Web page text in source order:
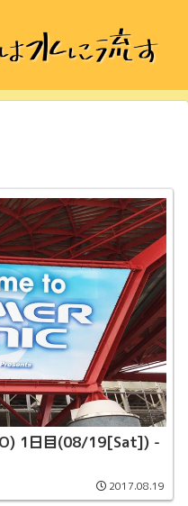
1日目(08/19[Sat]) -
2017.08.19